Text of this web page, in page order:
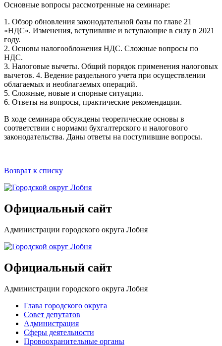
Основные вопросы рассмотренные на семинаре:
1. Обзор обновления законодательной базы по главе 21
«НДС». Изменения, вступившие и вступающие в силу в 2021
году.
2. Основы налогообложения НДС. Сложные вопросы по
НДС.
3. Налоговые вычеты. Общий порядок применения налоговых
вычетов. 4. Ведение раздельного учета при осуществлении
облагаемых и необлагаемых операций.
5. Сложные, новые и спорные ситуации.
6. Ответы на вопросы, практические рекомендации.
В ходе семинара обсуждены теоретические основы в
соответствии с нормами бухгалтерского и налогового
законодательства. Даны ответы на поступившие вопросы.
Возврат к списку
Официальный сайт
Администрации городского округа Лобня
Официальный сайт
Администрации городского округа Лобня
Глава городского округа
Совет депутатов
Администрация
Сферы деятельности
Провоохранительные органы